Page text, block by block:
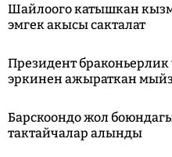
Шайлоого катышкан
эмгек акысы сакталат
Президент
эркинен ажыраткан
Барскоондо жол
тактайчалар алынды